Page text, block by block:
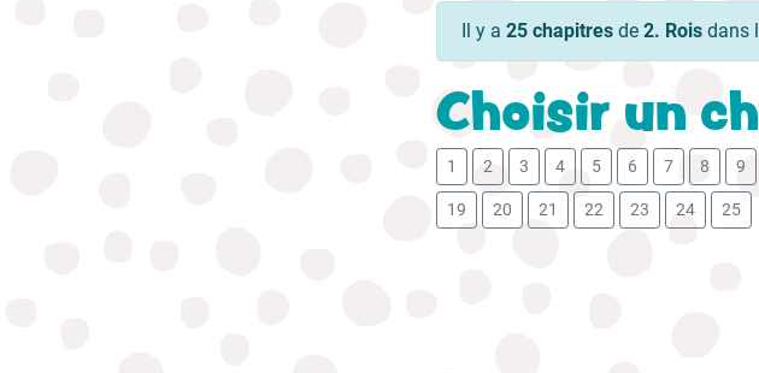
Il y a 25 chapitres de 2. Rois dans
Choisir un
1 2 3 4 5 6 7 8 9
19 20 21 22 23 24 25